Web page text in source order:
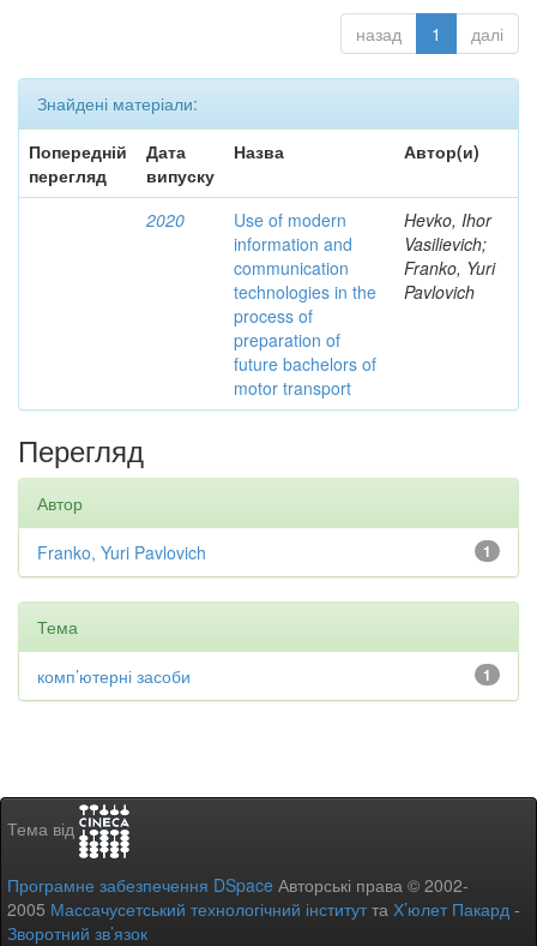
назад 1 далі
Знайдені матеріали:
Попередній
перегляд
Дата
випуску
Назва Автор(и)
2020
Use of modern
information and
communication
technologies in the
process of
preparation of
future bachelors of
motor transport
Hevko, Ihor
Vasilievich;
Franko, Yuri
Pavlovich
Перегляд
Автор
1
Franko, Yuri Pavlovich
Тема
1
комп’ютерні засоби
Тема від
Програмне забезпечення DSpace Авторські права © 2002-
2005 Массачусетський технологічний інститутта Х’юлет Пакард -
Зворотний зв’язок